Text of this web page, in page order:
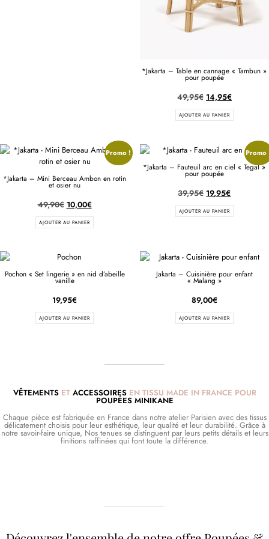
*Jakarta – Table en cannage « Tambun »
pour poupée
49,95€ 14,95€
AJOUTER AU PANIER
Promo !
*Jakarta – Mini Berceau Ambon en rotin
et osier nu
49,90€ 10,00€
AJOUTER AU PANIER
Promo
*Jakarta – Fauteuil arc en ciel « Tegal »
pour poupée
39,95€ 19,95€
AJOUTER AU PANIER
Pochon « Set lingerie » en nid d’abeille
vanille
19,95€
AJOUTER AU PANIER
Jakarta – Cuisinière pour enfant
« Malang »
89,00€
AJOUTER AU PANIER
VÊTEMENTSET ACCESSOIRESEN TISSU MADE IN FRANCE POUR
POUPÉES MINIKANE
Chaque pièce est fabriquée en France dans notre atelier Parisien avec des tissus
délicatement choisis pour leur esthétique, leur qualité et leur durabilité. Grâce à
notre savoir-faire unique, Nos tenues se distinguent par leurs petits détails et leurs
finitions raffinées qui font toute la différence.